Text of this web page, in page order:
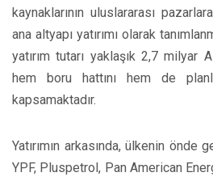
kaynaklarının uluslararası
ana altyapı yatırımı olarak
yatırım tutarı yaklaşık 2,7 milyar
hem boru hattını hem de
kapsamaktadır.
Yatırımın arkasında, ülkenin önde
YPF, Pluspetrol, Pan American